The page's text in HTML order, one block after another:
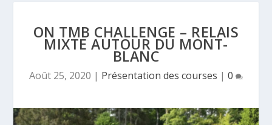
ON TMB CHALLENGE – RELAIS
MIXTE AUTOUR DU MONT-
BLANC
Août 25, 2020 | Présentation des courses | 0